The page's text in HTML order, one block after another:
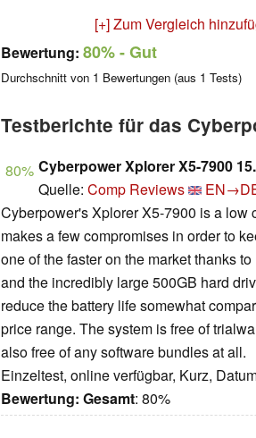
[+] Zum Vergleich
Bewertung: 80%- Gut
Durchschnitt von 1 Bewertungen (aus 1 Tests)
Testberichte für das
80% Cyberpower Xplorer X5-7900
Quelle: Comp Reviews
Cyberpower's Xplorer X5-7900 is a low
makes a few compromises in order to
one of the faster on the market thanks
and the incredibly large 500GB hard
reduce the battery life somewhat
price range. The system is free of
also free of any software bundles at all.
Einzeltest, online verfügbar, Kurz,
Bewertung: Gesamt: 80%